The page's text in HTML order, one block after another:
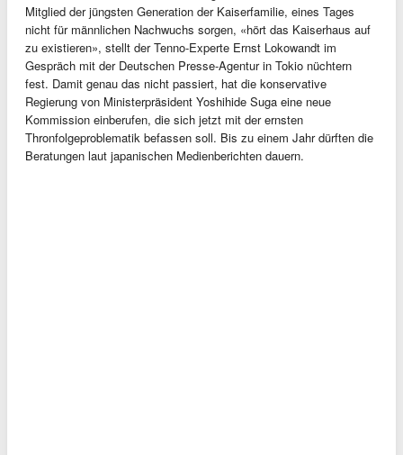
Mitglied der jüngsten Generation der Kaiserfamilie, eines Tages
nicht für männlichen Nachwuchs sorgen, «hört das Kaiserhaus auf
zu existieren», stellt der Tenno-Experte Ernst Lokowandt im
Gespräch mit der Deutschen Presse-Agentur in Tokio nüchtern
fest. Damit genau das nicht passiert, hat die konservative
Regierung von Ministerpräsident Yoshihide Suga eine neue
Kommission einberufen, die sich jetzt mit der ernsten
Thronfolgeproblematik befassen soll. Bis zu einem Jahr dürften die
Beratungen laut japanischen Medienberichten dauern.